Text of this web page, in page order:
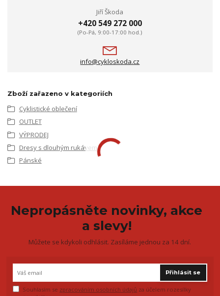
Jiří Škoda
+420 549 272 000
(Po-Pá, 9:00-17:00 hod.)
info@cykloskoda.cz
Zboží zařazeno v kategoriích
Cyklistické oblečení
OUTLET
VÝPRODEJ
Dresy s dlouhým rukávem
Pánské
Nepropásněte novinky, akce
a slevy!
Můžete se kdykoli odhlásit. Zasíláme jednou za 14 dní.
Přihlásit se
Souhlasím se zpracováním osobních údajů za účelem rozesílky